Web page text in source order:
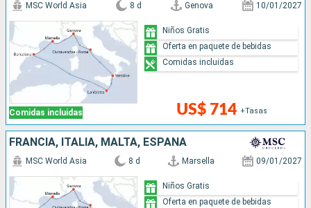
Comidas incluidas
MSC World Asia 8 d Genova 10/01/2027
US$ 714 +Tasas
Niños Gratis
Oferta en paquete de bebidas
Comidas incluidas
FRANCIA, ITALIA, MALTA, ESPAÑA
MSC World Asia 8 d Marsella 09/01/2027
Niños Gratis
Oferta en paquete de bebidas